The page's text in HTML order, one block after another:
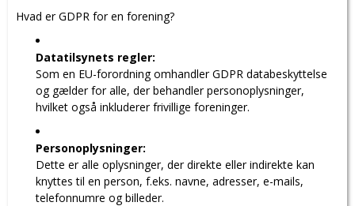
Hvad er GDPR for en forening?
Datatilsynets regler:
Som en EU-forordning omhandler GDPR databeskyttelse
og gælder for alle, der behandler personoplysninger,
hvilket også inkluderer frivillige foreninger.
Personoplysninger:
Dette er alle oplysninger, der direkte eller indirekte kan
knyttes til en person, f.eks. navne, adresser, e-mails,
telefonnumre og billeder.